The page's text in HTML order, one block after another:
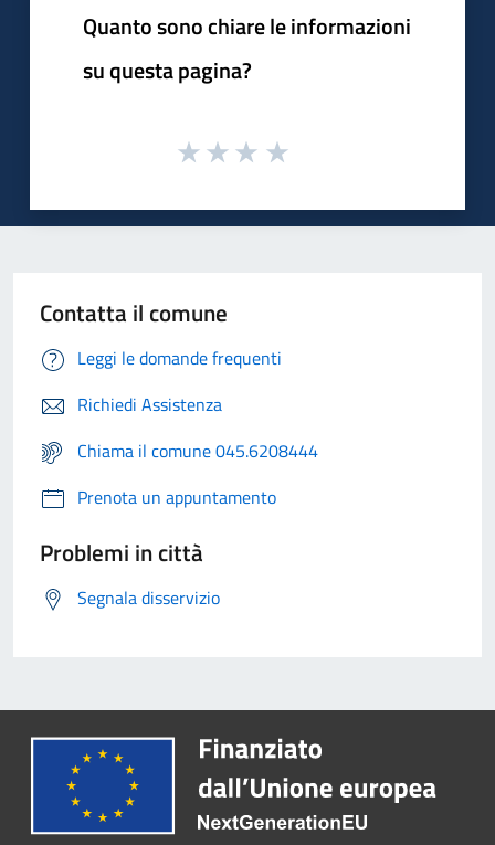
Quanto sono chiare le informazioni
su questa pagina?
Contatta il comune
Leggi le domande frequenti
Richiedi Assistenza
Chiama il comune 045.6208444
Prenota un appuntamento
Problemi in città
Segnala disservizio